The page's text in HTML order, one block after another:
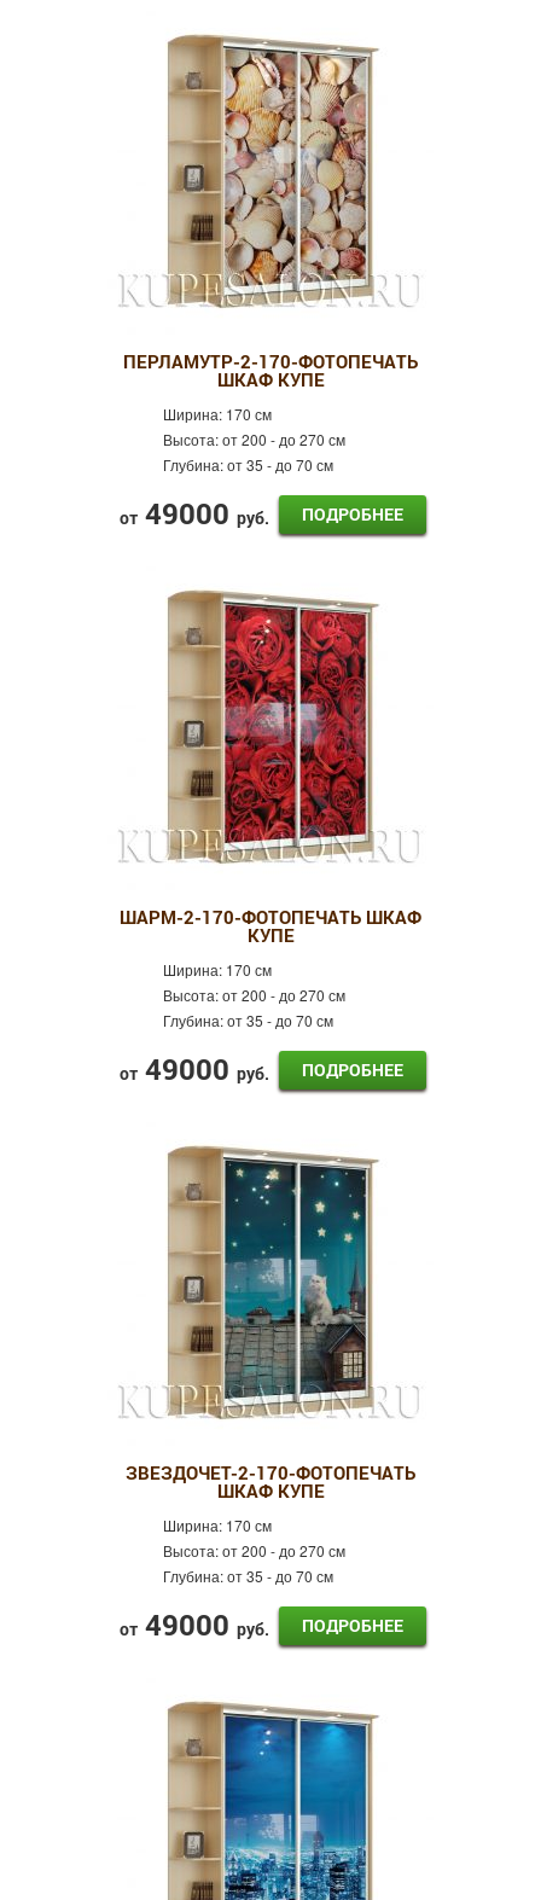
ПЕРЛАМУТР-2-170-ФОТОПЕЧАТЬ
ШКАФ КУПЕ
Ширина: 170 см
Высота:от 200 - до 270 см
Глубина:от 35 - до 70 см
от 49000 руб. ПОДРОБНЕЕ
ШАРМ-2-170-ФОТОПЕЧАТЬ ШКАФ
КУПЕ
Ширина: 170 см
Высота:от 200 - до 270 см
Глубина:от 35 - до 70 см
от 49000 руб. ПОДРОБНЕЕ
ЗВЕЗДОЧЕТ-2-170-ФОТОПЕЧАТЬ
ШКАФ КУПЕ
Ширина: 170 см
Высота:от 200 - до 270 см
Глубина:от 35 - до 70 см
от 49000 руб. ПОДРОБНЕЕ